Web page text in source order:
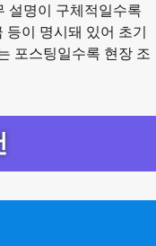
설명이 구체적일수록
등이 명시돼 있어 초기
포스팅일수록 현장 조